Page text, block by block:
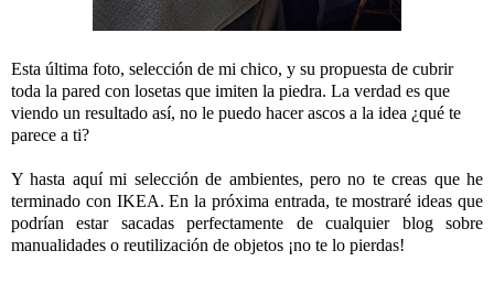
Esta última foto, selección de mi chico, y su propuesta de cubrir
toda la pared con losetas que imiten la piedra. La verdad es que
viendo un resultado así, no le puedo hacer ascos a la idea ¿qué te
parece a ti?
Y hasta aquí mi selección de ambientes, pero no te creas que he
terminado con IKEA. En la próxima entrada, te mostraré ideas que
podrían estar sacadas perfectamente de cualquier blog sobre
manualidades o reutilización de objetos ¡no te lo pierdas!